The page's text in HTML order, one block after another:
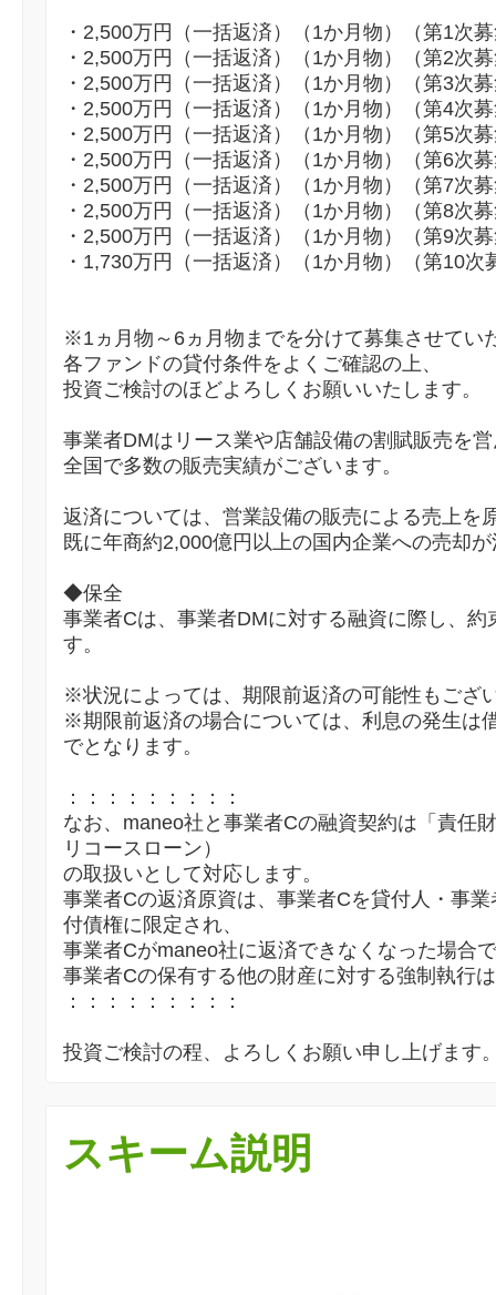
・2,500万円（一括返済）（1か月物）（第1次
・2,500万円（一括返済）（1か月物）（第2次
・2,500万円（一括返済）（1か月物）（第3次
・2,500万円（一括返済）（1か月物）（第4次
・2,500万円（一括返済）（1か月物）（第5次
・2,500万円（一括返済）（1か月物）（第6次
・2,500万円（一括返済）（1か月物）（第7次
・2,500万円（一括返済）（1か月物）（第8次
・2,500万円（一括返済）（1か月物）（第9次
・1,730万円（一括返済）（1か月物）（第10次
※1ヵ月物～6ヵ月物までを分けて募集させてい
各ファンドの貸付条件をよくご確認の上、
投資ご検討のほどよろしくお願いいたします。
事業者DMはリース業や店舗設備の割賦販売を
全国で多数の販売実績がございます。
返済については、営業設備の販売による売上を
既に年商約2,000億円以上の国内企業への売却
◆保全
事業者Cは、事業者DMに対する融資に際し、
す。
※状況によっては、期限前返済の可能性もござ
※期限前返済の場合については、利息の発生は
でとなります。
：：：：：：：：：
なお、maneo社と事業者Cの融資契約は「責任
リコースローン）
の取扱いとして対応します。
事業者Cの返済原資は、事業者Cを貸付人・事
付債権に限定され、
事業者Cがmaneo社に返済できなくなった場合
事業者Cの保有する他の財産に対する強制執行
：：：：：：：：：
投資ご検討の程、よろしくお願い申し上げます
スキーム説明